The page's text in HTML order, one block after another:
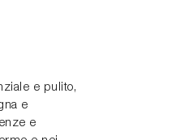
e pulito,
e
e